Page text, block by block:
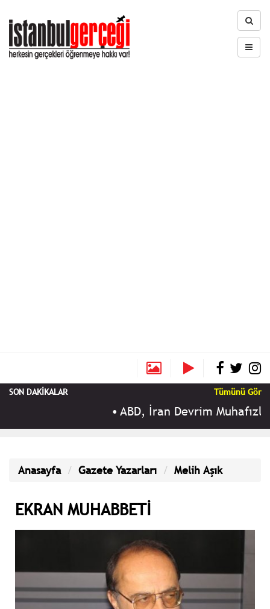
SON DAKİKALAR Tümünü Gör
ABD, İran Devrim
Anasayfa Gazete Yazarları Melih Aşık
EKRAN MUHABBETİ